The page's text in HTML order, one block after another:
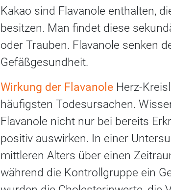
Kakao sind Flavanole enthalten,
besitzen. Man findet diese
oder Trauben. Flavanole senken
Gefäßgesundheit.
Wirkung der Flavanole Herz-
häufigsten Todesursachen.
Flavanole nicht nur bei bereits
positiv auswirken. In einer
mittleren Alters über einen
während die Kontrollgruppe ein